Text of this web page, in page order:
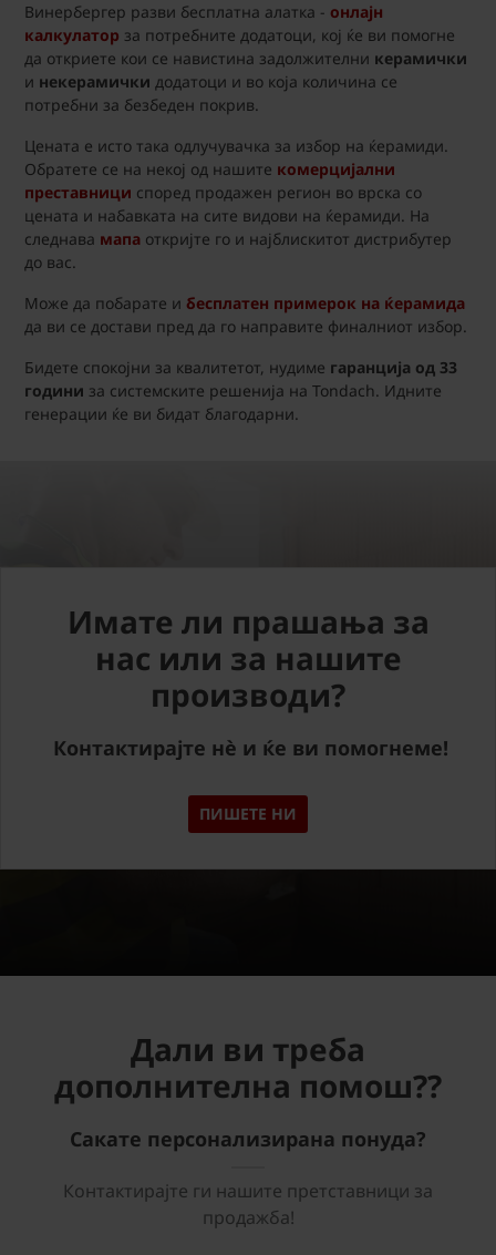
Винербергер разви бесплатна алатка - онлајн
калкулатор за потребните додатоци, кој ќе ви помогне
да откриете кои се навистина задолжителни керамички
и некерамички додатоци и во која количина се
потребни за безбеден покрив.
Цената е исто така одлучувачка за избор на ќерамиди.
Обратете се на некој од нашите комерцијални
преставници според продажен регион во врска со
цената и набавката на сите видови на ќерамиди. На
следнава мапа откријте го и најблискитот дистрибутер
до вас.
Може да побарате и бесплатен примерок на ќерамида
да ви се достави пред да го направите финалниот избор.
Бидете спокојни за квалитетот, нудиме гаранција од 33
години за системските решенија на Tondach. Идните
генерации ќе ви бидат благодарни.
Имате ли прашања за
нас или за нашите
производи?
Контактирајте нè и ќе ви помогнеме!
ПИШЕТЕ НИ
Дали ви треба
дополнителна помош??
Сакате персонализирана понуда?
Контактирајте ги нашите претставници за
продажба!